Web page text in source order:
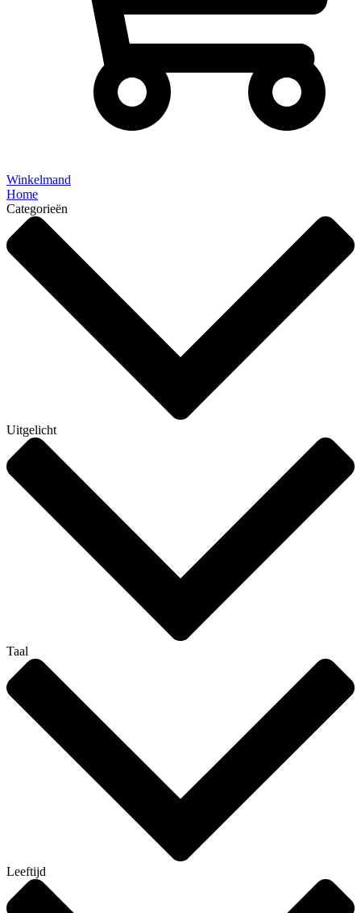
Winkelmand
Home
Categorieën
Uitgelicht
Taal
Leeftijd